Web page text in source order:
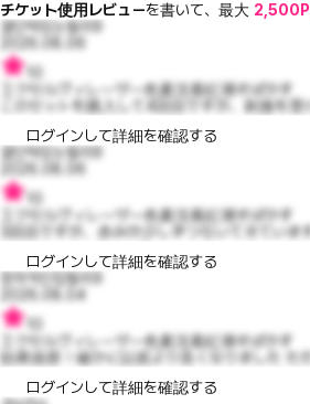
チケット使用レビューを書いて、最大 2,500P
결단력있는필라9
2026.08.06
10
エクセルヴィレーザー色素沈着紅潮そばかす
このセットを購入して4回目ですが、刺激を
ログインして詳細を確認する
결단력있는필라9
2026.08.06
10
エクセルヴィレーザー色素沈着紅潮そばかす
3回目ですが、赤みが少しずつ引いてきてい
ログインして詳細を確認する
창의적인킴벌리9
2026.08.04
10
エクセルヴィレーザー色素沈着紅潮そばかす
効果抜群！確かに以前より良くなりました た
ログインして詳細を確認する